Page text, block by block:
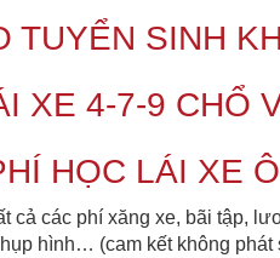
TUYỂN SINH
XE 4-7-9 CHỔ
HỌC LÁI XE
cả các phí xăng xe, bãi tập,
hình… (cam kết không